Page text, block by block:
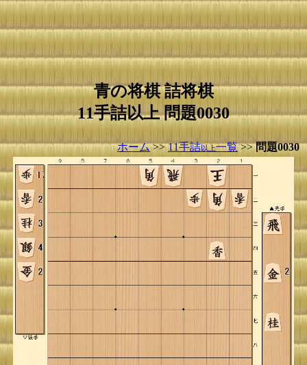
青の将棋 詰将棋
11手詰以上 問題0030
ホーム>>11手詰以上一覧>>問題0030